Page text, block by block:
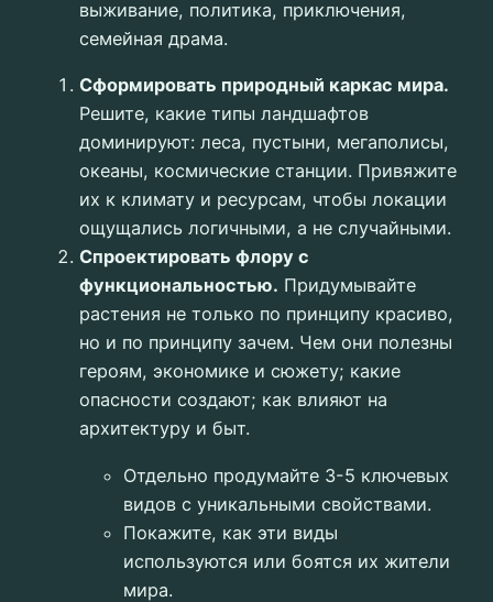
выживание, политика, приключения,
семейная драма.
Сформировать природный каркас мира.
Решите, какие типы ландшафтов
доминируют: леса, пустыни, мегаполисы,
океаны, космические станции. Привяжите
их к климату и ресурсам, чтобы локации
ощущались логичными, а не случайными.
Спроектировать флору с
функциональностью. Придумывайте
растения не только по принципу красиво,
но и по принципу зачем. Чем они полезны
героям, экономике и сюжету; какие
опасности создают; как влияют на
архитектуру и быт.
Отдельно продумайте 3-5 ключевых
видов с уникальными свойствами.
Покажите, как эти виды
используются или боятся их жители
мира.